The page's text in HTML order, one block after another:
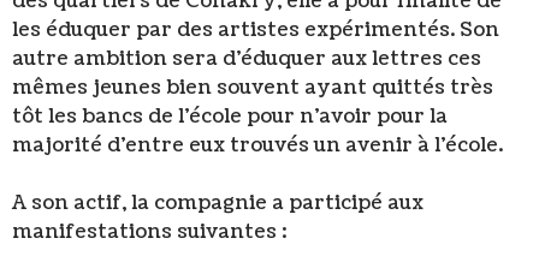
les éduquer par des artistes expérimentés. Son
autre ambition sera d’éduquer aux lettres ces
mêmes jeunes bien souvent ayant quittés très
tôt les bancs de l’école pour n’avoir pour la
majorité d’entre eux trouvés un avenir à l’école.
A son actif, la compagnie a participé aux
manifestations suivantes :